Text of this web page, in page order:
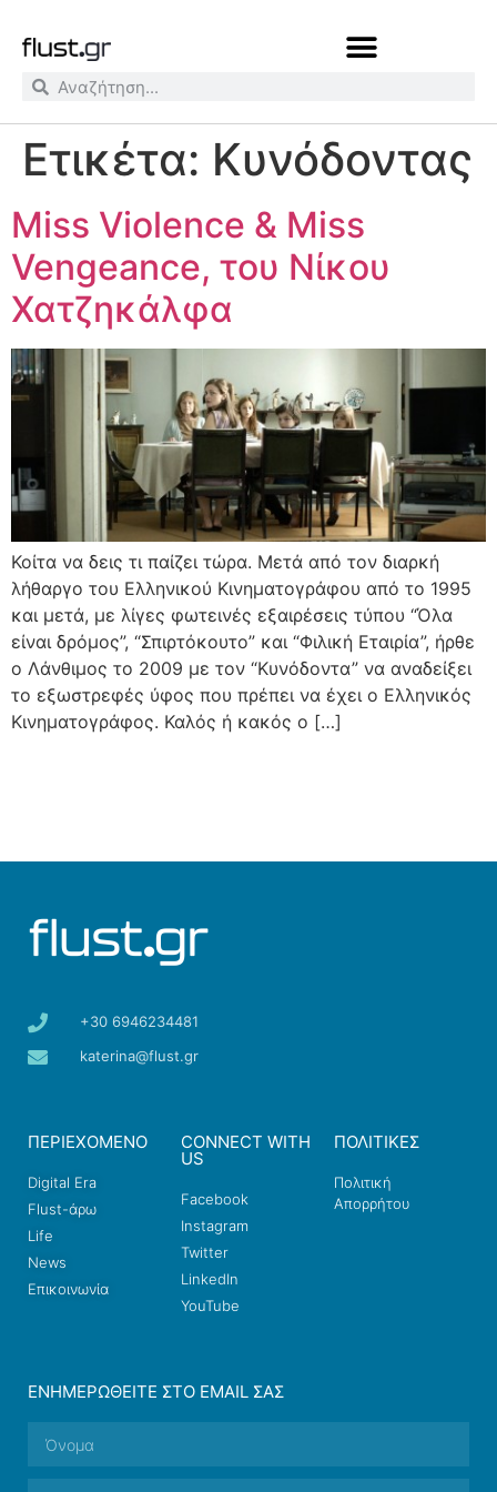
Ετικέτα: Κυνόδοντας
Μiss Violence & Miss
Vengeance, του Νίκου
Χατζηκάλφα
Κοίτα να δεις τι παίζει τώρα. Μετά από τον διαρκή
λήθαργο του Ελληνικού Κινηματογράφου από το 1995
και μετά, με λίγες φωτεινές εξαιρέσεις τύπου “Όλα
είναι δρόμος”, “Σπιρτόκουτο” και “Φιλική Εταιρία”, ήρθε
ο Λάνθιμος το 2009 με τον “Κυνόδοντα” να αναδείξει
το εξωστρεφές ύφος που πρέπει να έχει ο Ελληνικός
Κινηματογράφος. Καλός ή κακός ο […]
+30 6946234481
katerina@flust.gr
ΠΕΡΙΕΧΟΜΕΝΟ
Digital Era
Flust-άρω
Life
News
Επικοινωνία
CONNECT WITH
US
Facebook
Instagram
Twitter
LinkedIn
YouTube
ΠΟΛΙΤΙΚΕΣ
Πολιτική
Απορρήτου
ΕΝΗΜΕΡΩΘΕΊΤΕ ΣΤΟ EMAIL ΣΑΣ